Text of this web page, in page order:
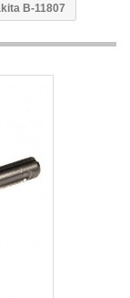
B-11807